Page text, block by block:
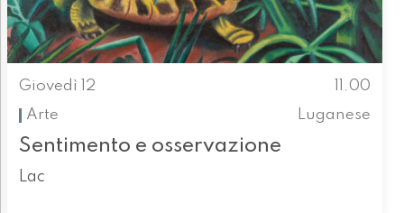
Giovedì 12
11.00
Arte
Luganese
Sentimento e osservazione
Lac